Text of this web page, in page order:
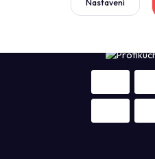
Nastavení